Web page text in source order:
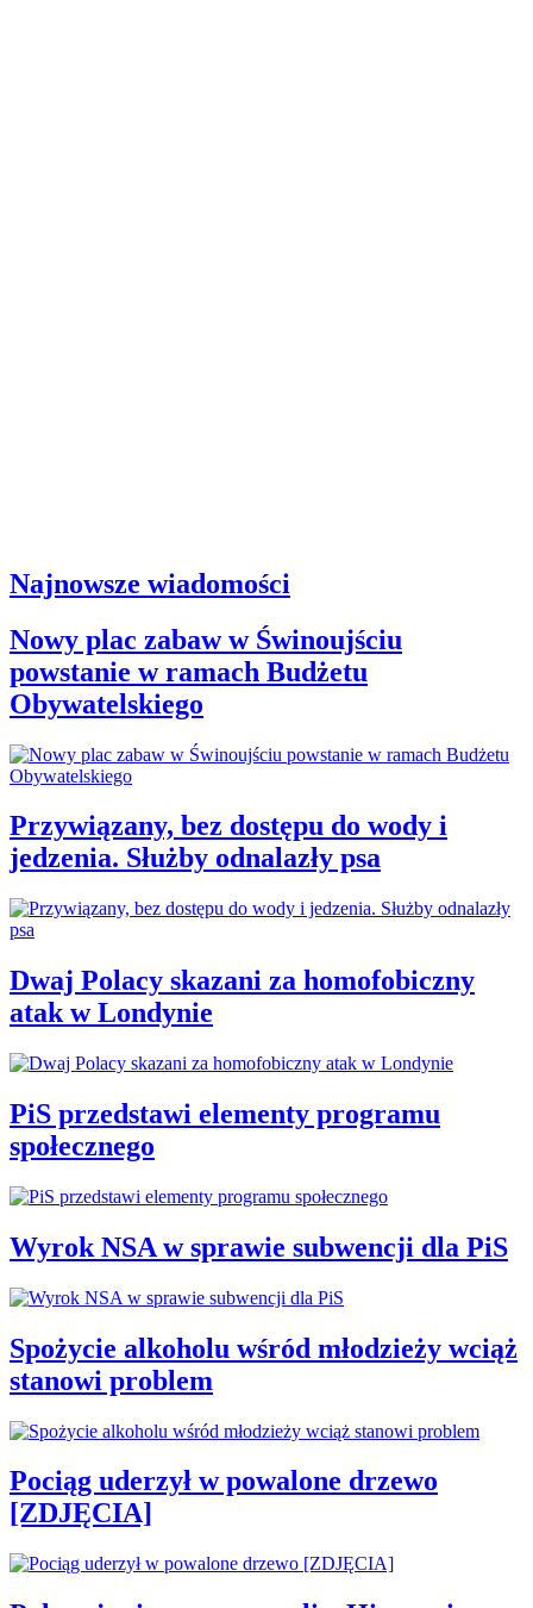
Najnowsze wiadomości
Nowy plac zabaw w Świnoujściu
powstanie w ramach Budżetu
Obywatelskiego
Przywiązany, bez dostępu do wody i
jedzenia. Służby odnalazły psa
Dwaj Polacy skazani za homofobiczny
atak w Londynie
PiS przedstawi elementy programu
społecznego
Wyrok NSA w sprawie subwencji dla PiS
Spożycie alkoholu wśród młodzieży wciąż
stanowi problem
Pociąg uderzył w powalone drzewo
[ZDJĘCIA]